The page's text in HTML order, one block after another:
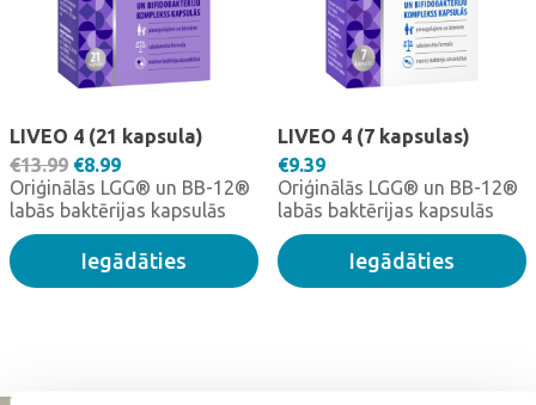
LIVEO 4 (21 kapsula)
€13.99 Original price was: €13.99.
€8.99Current price is: €8.99.
Oriģinālās LGG® un BB-12®
labās baktērijas kapsulās
Iegādāties
LIVEO 4 (7 kapsulas)
€9.39
Oriģinālās LGG® un BB-12®
labās baktērijas kapsulās
Iegādāties